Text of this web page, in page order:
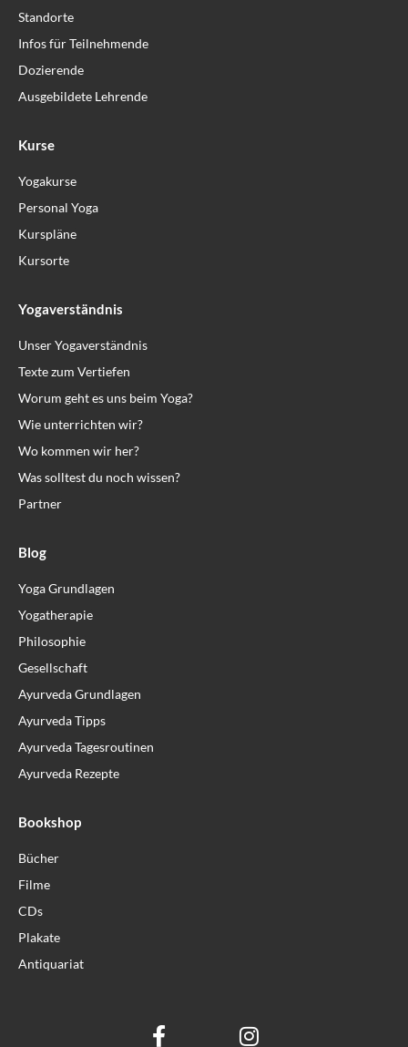
Standorte
Infos für Teilnehmende
Dozierende
Ausgebildete Lehrende
Kurse
Yogakurse
Personal Yoga
Kurspläne
Kursorte
Yogaverständnis
Unser Yogaverständnis
Texte zum Vertiefen
Worum geht es uns beim Yoga?
Wie unterrichten wir?
Wo kommen wir her?
Was solltest du noch wissen?
Partner
Blog
Yoga Grundlagen
Yogatherapie
Philosophie
Gesellschaft
Ayurveda Grundlagen
Ayurveda Tipps
Ayurveda Tagesroutinen
Ayurveda Rezepte
Bookshop
Bücher
Filme
CDs
Plakate
Antiquariat